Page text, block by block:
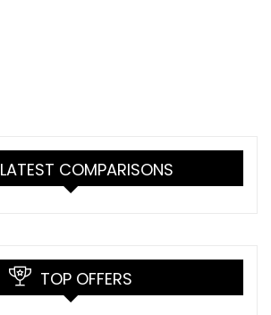
LATEST COMPARISONS
TOP OFFERS